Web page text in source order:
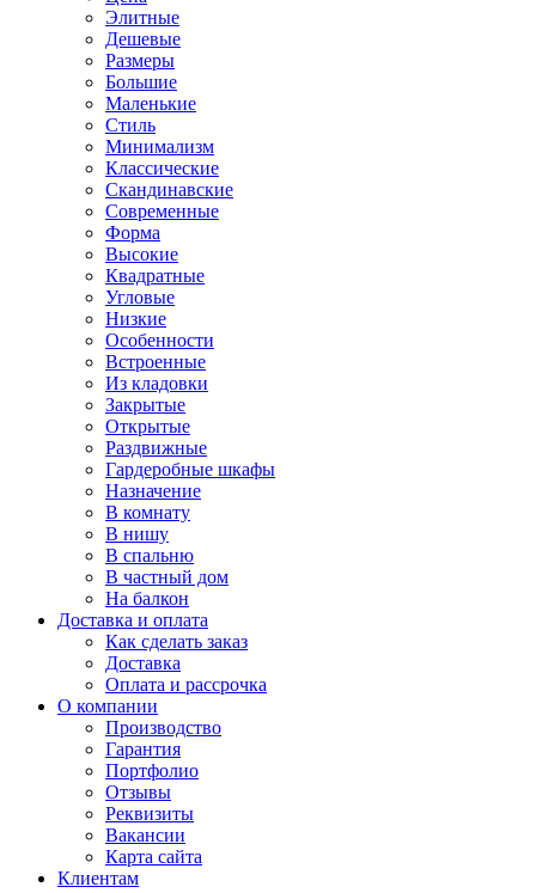
Элитные
Дешевые
Размеры
Большие
Маленькие
Стиль
Минимализм
Классические
Скандинавские
Современные
Форма
Высокие
Квадратные
Угловые
Низкие
Особенности
Встроенные
Из кладовки
Закрытые
Открытые
Раздвижные
Гардеробные шкафы
Назначение
В комнату
В нишу
В спальню
В частный дом
На балкон
Доставка и оплата
Как сделать заказ
Доставка
Оплата и рассрочка
О компании
Производство
Гарантия
Портфолио
Отзывы
Реквизиты
Вакансии
Карта сайта
Клиентам